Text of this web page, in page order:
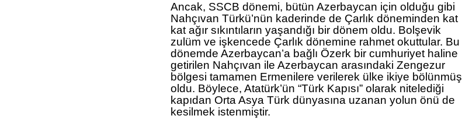
Ancak, SSCB dönemi, bütün Azerbaycan için olduğu gibi
Nahçıvan Türkü’nün kaderinde de Çarlık döneminden kat
kat ağır sıkıntıların yaşandığı bir dönem oldu. Bolşevik
zulüm ve işkencede Çarlık dönemine rahmet okuttular. Bu
dönemde Azerbaycan’a bağlı Özerk bir cumhuriyet haline
getirilen Nahçıvan ile Azerbaycan arasındaki Zengezur
bölgesi tamamen Ermenilere verilerek ülke ikiye bölünmüş
oldu. Böylece, Atatürk’ün “Türk Kapısı” olarak nitelediği
kapıdan Orta Asya Türk dünyasına uzanan yolun önü de
kesilmek istenmiştir.